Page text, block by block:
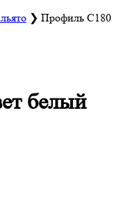
❯ Профиль С180
белый